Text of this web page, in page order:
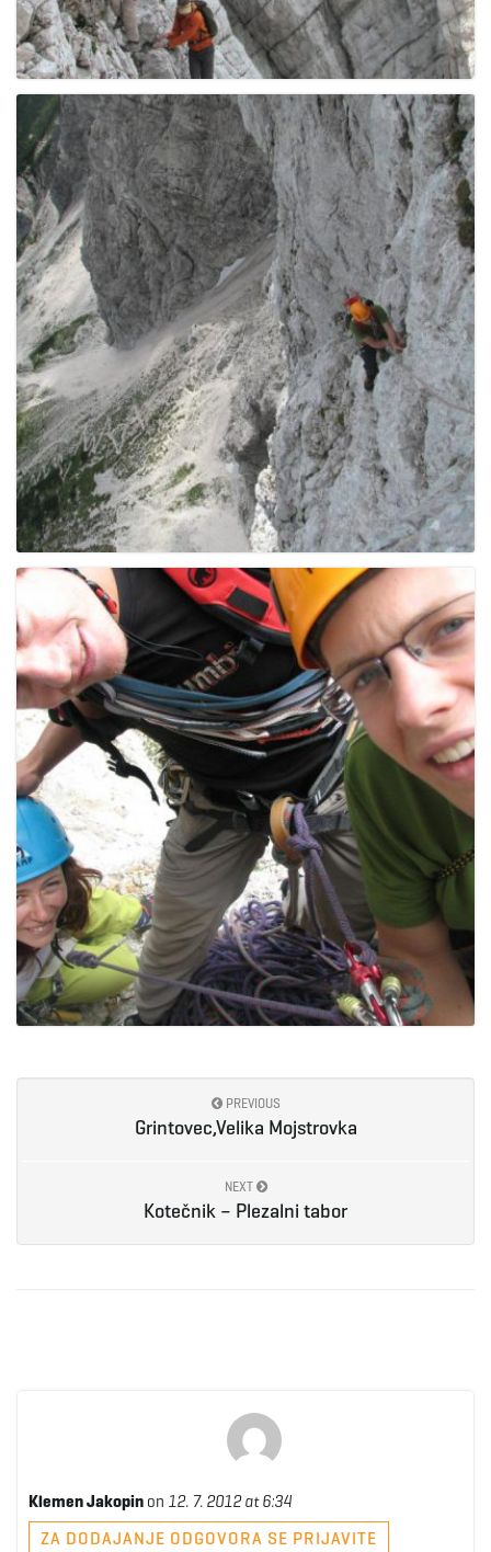
PREVIOUS
Grintovec,Velika Mojstrovka
NEXT
Kotečnik – Plezalni tabor
Klemen Jakopin on 12. 7. 2012 at 6:34
ZA DODAJANJE ODGOVORA SE PRIJAVITE